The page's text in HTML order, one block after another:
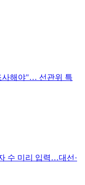
사해야"… 선관위 특
수 미리 입력…대선·